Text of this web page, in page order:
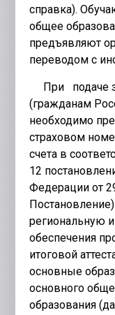
справка).
общее
предъявляют
переводом с
При подаче
(гражданам
необходимо
страховом
счета в
12
Федерации от
региональную
обеспечения
итоговой
основные
основного
образования